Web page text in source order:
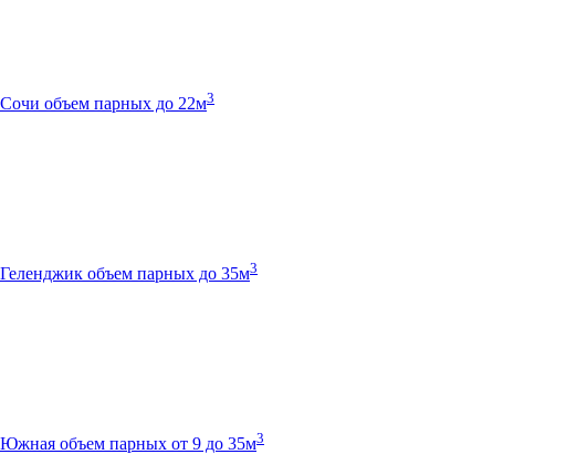
Сочи объем парных до 22м3
Геленджик объем парных до 35м3
Южная объем парных от 9 до 35м3